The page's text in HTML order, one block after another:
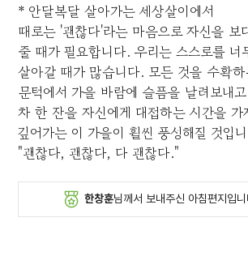
* 안달복달 살아가는 세상살이에서
때로는 '괜찮다'라는 마음으로 자신을 보
줄 때가 필요합니다. 우리는 스스로를 너
살아갈 때가 많습니다. 모든 것을 수확
문턱에서 가을 바람에 슬픔을 날려보내
차 한 잔을 자신에게 대접하는 시간을 가
깊어가는 이 가을이 휠씬 풍성해질 것입
"괜찮다, 괜찮다, 다 괜찮다."
한창훈님께서 보내주신 아침편지입